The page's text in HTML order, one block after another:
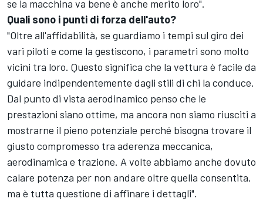
se la macchina va bene è anche merito loro".
Quali sono i punti di forza dell'auto?
"Oltre all'affidabilità, se guardiamo i tempi sul giro dei
vari piloti e come la gestiscono, i parametri sono molto
vicini tra loro. Questo significa che la vettura è facile da
guidare indipendentemente dagli stili di chi la conduce.
Dal punto di vista aerodinamico penso che le
prestazioni siano ottime, ma ancora non siamo riusciti a
mostrarne il pieno potenziale perché bisogna trovare il
giusto compromesso tra aderenza meccanica,
aerodinamica e trazione. A volte abbiamo anche dovuto
calare potenza per non andare oltre quella consentita,
ma è tutta questione di affinare i dettagli".